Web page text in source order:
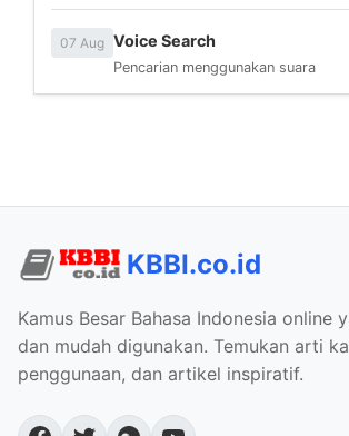
07 Aug Voice Search
Pencarian menggunakan suara
KBBI.co.id
Kamus Besar Bahasa Indonesia online
dan mudah digunakan. Temukan arti
penggunaan, dan artikel inspiratif.